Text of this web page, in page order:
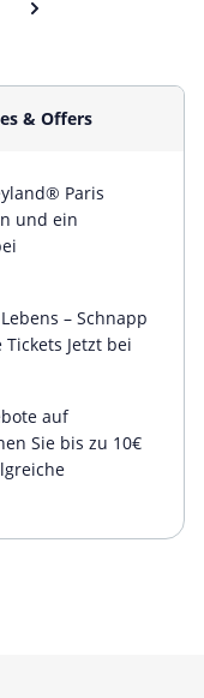
& Offers
Paris
und ein
– Schnapp
Jetzt bei
auf
Sie bis zu 10€